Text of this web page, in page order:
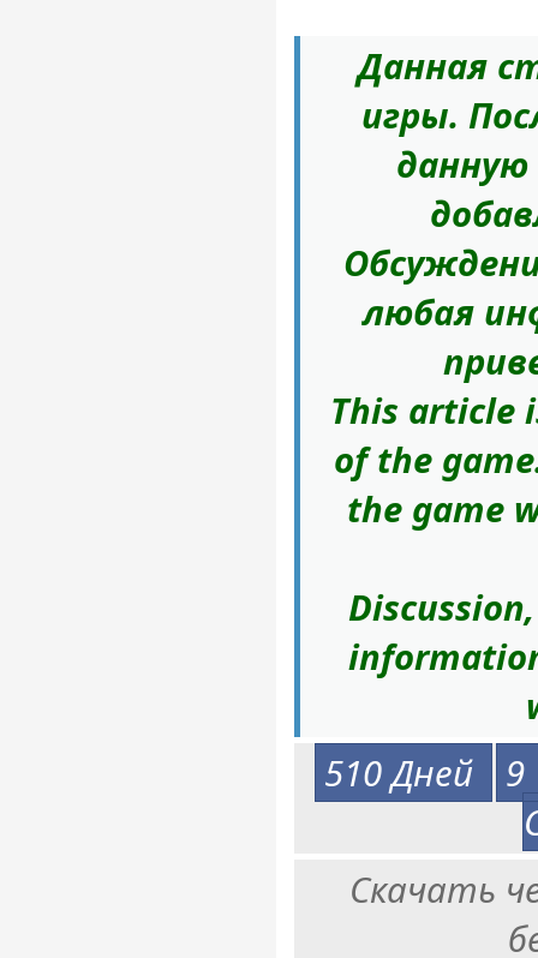
Данная
игры.
любая
This article
of the
the game
510 Дней
9
Скачать